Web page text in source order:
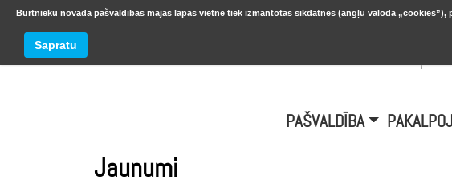
BURTNIEKU NOVADS
PAŠVALDĪBA
Jaunumi
Burtnieku novada pašvaldības mājas lapas vietnē tiek izmantotas sīkdatnes (angļu valodā
Sapratu